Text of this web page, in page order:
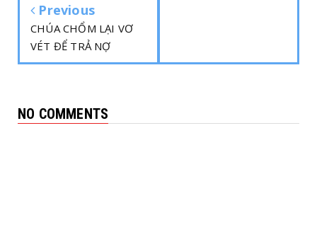
Previous
CHÚA CHỔM LẠI VƠ
VÉT ĐỂ TRẢ NỢ
NO COMMENTS